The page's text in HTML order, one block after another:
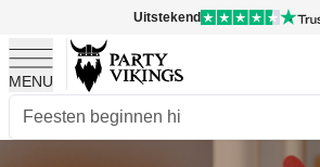
Uitstekend
MENU